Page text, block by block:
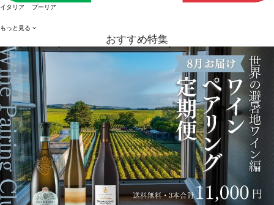
イタリア プーリア
もっと見る
おすすめ特集